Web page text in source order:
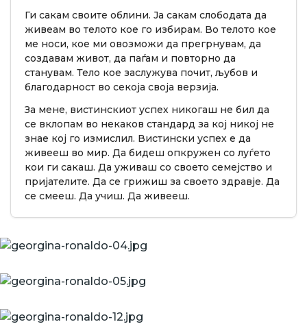
Ги сакам своите облини. Ја сакам слободата да
живеам во телото кое го избирам. Во телото кое
ме носи, кое ми овозможи да прегрнувам, да
создавам живот, да паѓам и повторно да
станувам. Тело кое заслужува почит, љубов и
благодарност во секоја своја верзија.
За мене, вистинскиот успех никогаш не бил да
се вклопам во некаков стандард за кој никој не
знае кој го измислил. Вистински успех е да
живееш во мир. Да бидеш опкружен со луѓето
кои ги сакаш. Да уживаш со своето семејство и
пријателите. Да се грижиш за своето здравје. Да
се смееш. Да учиш. Да живееш.